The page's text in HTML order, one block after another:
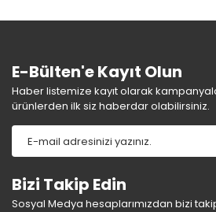
E-Bülten'e Kayıt Olun
Haber listemize kayıt olarak
ürünlerden ilk siz haberdar olabilirsiniz.
Bizi Takip Edin
Sosyal Medya hesaplarımızdan bizi